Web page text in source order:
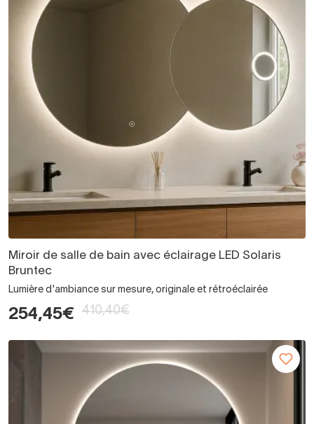
Miroir de salle de bain avec éclairage LED Solaris
Bruntec
Lumière d'ambiance sur mesure, originale et rétroéclairée
254,45€ 410,40€